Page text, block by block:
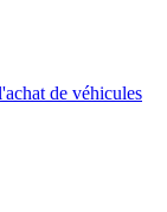
de véhicules